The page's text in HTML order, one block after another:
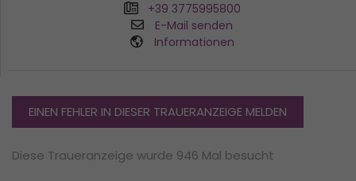
+39 3775995800
E-Mail senden
Informationen
EINEN FEHLER IN DIESER TRAUERANZEIGE MELDEN
Diese Traueranzeige wurde 946 Mal besucht